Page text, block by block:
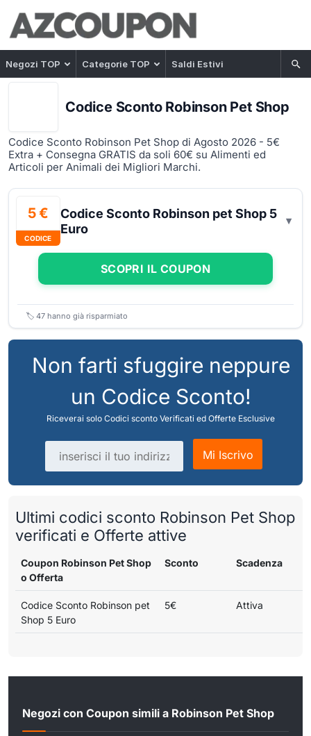
Negozi TOP Categorie TOP Saldi Estivi
Codice Sconto Robinson Pet Shop
Codice Sconto Robinson Pet Shop di Agosto 2026 - 5€
Extra + Consegna GRATIS da soli 60€ su Alimenti ed
Articoli per Animali dei Migliori Marchi.
5 €
CODICE
Codice Sconto Robinson pet Shop 5
Euro
SCOPRI IL COUPON
🏷️ 47 hanno già risparmiato
Non farti sfuggire neppure
un Codice Sconto!
Riceverai solo Codici sconto Verificati ed Offerte Esclusive
Indirizzo email
Mi Iscrivo
Ultimi codici sconto Robinson Pet Shop
verificati e Offerte attive
Coupon Robinson Pet Shop
o Offerta
Sconto Scadenza
Codice Sconto Robinson pet
Shop 5 Euro
5€ Attiva
Negozi con Coupon simili a Robinson Pet Shop